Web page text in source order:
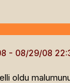
oldu